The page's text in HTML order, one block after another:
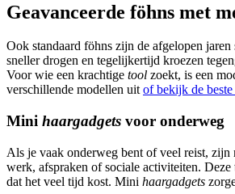
Geavanceerde föhns met
Ook standaard föhns zijn de afgelopen
sneller drogen en tegelijkertijd kroezen
Voor wie een krachtige tool zoekt, is een
verschillende modellen uitof bekijk de
Mini haargadgets voor onderweg
Als je vaak onderweg bent of veel reist, zijn
werk, afspraken of sociale activiteiten.
dat het veel tijd kost. Mini haargadgets